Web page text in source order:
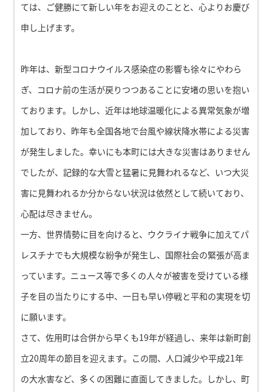
ては、ご健勝にて新しい年をお迎えのことと、心よりお慶び
申し上げます。
昨年は、新型コロナウイルス感染症の影響も徐々にやわら
ぎ、コロナ前の生活が戻りつつあることに安堵の思いを抱い
ております。しかし、近年は地球温暖化による異常気象が増
加しており、昨年も全国各地で台風や線状降水帯による災害
が発生しました。幸いにも本町には大きな災害はありません
でしたが、記録的な大雪と猛暑に見舞われるなど、いつ大災
害に見舞われるか分からない状況は依然として続いており、
心配は尽きません。
一方、世界情勢に目を向けると、ウクライナ戦争に加えてパ
レスチナでも大規模な紛争が発生し、国際社会の緊張が高ま
っています。ニュース等で多くの人々が被害を受けている様
子を目の当たりにする中、一日も早い停戦と平和の実現を切
に願います。
さて、佐用町は合併から早くも19年が経過し、来年は新町創
立20周年の節目を迎えます。この間、人口減少や平成21年
の大水害など、多くの困難に直面してきました。しかし、町